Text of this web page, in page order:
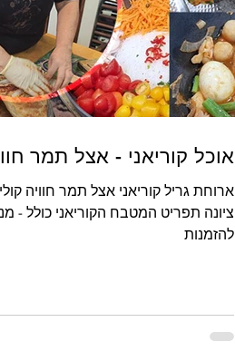
אוכל קוריאני - אצל תמר
ארוחת גריל קוריאני אצל תמר חוויה
ציונה תפריט המטבח הקוריאני כולל -
להזמנות